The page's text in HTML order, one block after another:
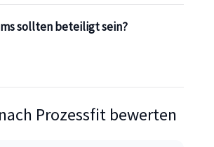
sollten beteiligt sein?
Prozessfit bewerten